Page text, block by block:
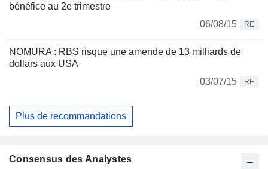
bénéfice au 2e trimestre
06/08/15
RE
NOMURA : RBS risque une amende de 13 milliards de
dollars aux USA
03/07/15
RE
Plus de recommandations
Consensus des Analystes